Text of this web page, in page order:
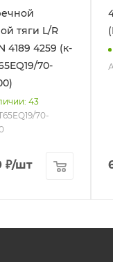
тяги L/R
4189 4259 (к-
70-
: 43
70-
₽/шт